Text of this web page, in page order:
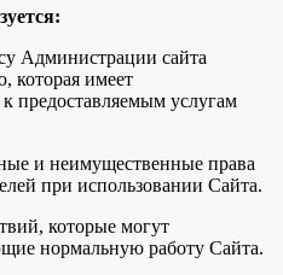
Администрации сайта
которая имеет
предоставляемым услугам
и неимущественные права
при использовании Сайта.
которые могут
нормальную работу Сайта.